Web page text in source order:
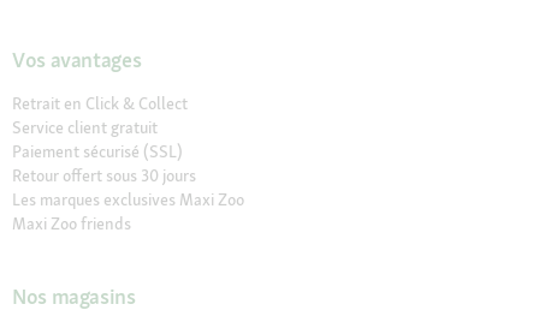
Vos avantages
Retrait en Click & Collect
Service client gratuit
Paiement sécurisé (SSL)
Retour offert sous 30 jours
Les marques exclusives Maxi Zoo
Maxi Zoo friends
Nos magasins